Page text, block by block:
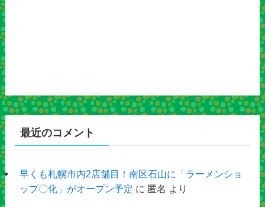
最近のコメント
早くも札幌市内2店舗目！南区石山に「ラーメンショ
ップ〇化」がオープン予定 に 匿名 より